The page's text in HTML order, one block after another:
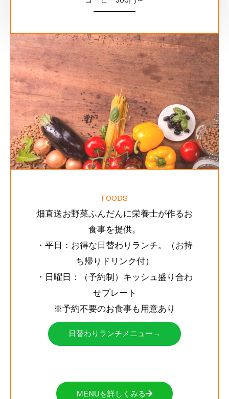
FOODS
畑直送お野菜ふんだんに栄養士が作るお
食事を提供。
・平日：お得な日替わりランチ。（お持
ち帰りドリンク付）
・日曜日：（予約制）キッシュ盛り合わ
せプレート
※予約不要のお食事も用意あり
日替わりランチメニュー→
MENUを詳しくみる